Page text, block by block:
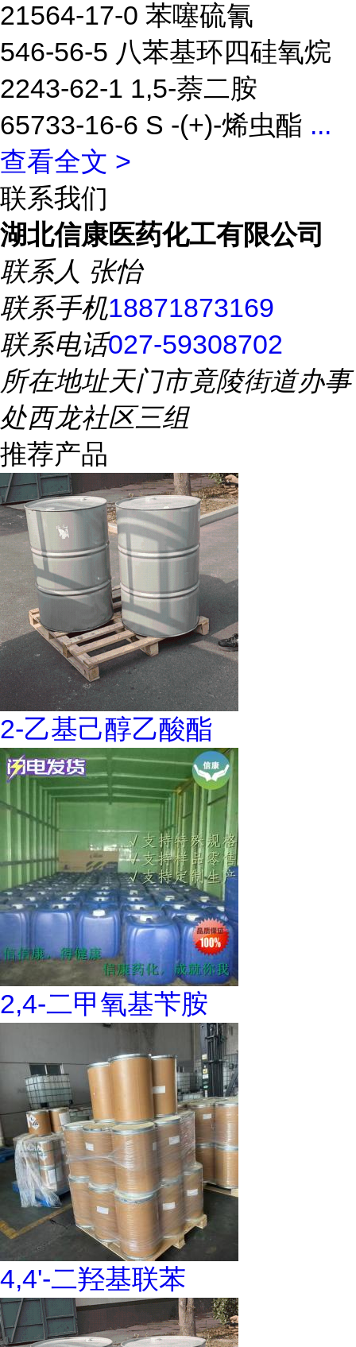
21564-17-0 苯噻硫氰
546-56-5 八苯基环四硅氧烷
2243-62-1 1,5-萘二胺
65733-16-6 S -(+)-烯虫酯 ...
查看全文 >
联系我们
湖北信康医药化工有限公司
联系人 张怡
联系手机18871873169
联系电话027-59308702
所在地址天门市竟陵街道办事
处西龙社区三组
推荐产品
2-乙基己醇乙酸酯
2,4-二甲氧基苄胺
4,4'-二羟基联苯